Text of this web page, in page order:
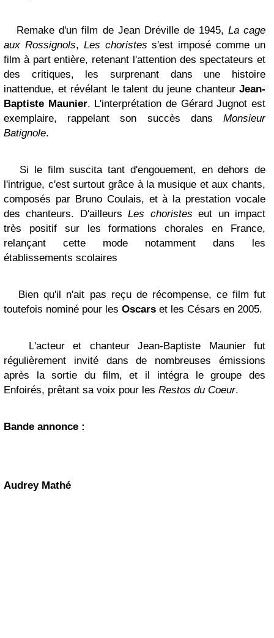
Remake d'un film de Jean Dréville de 1945, La cage
aux Rossignols, Les choristes s'est imposé comme un
film à part entière, retenant l'attention des spectateurs et
des critiques, les surprenant dans une histoire
inattendue, et révélant le talent du jeune chanteur Jean-
Baptiste Maunier. L'interprétation de Gérard Jugnot est
exemplaire, rappelant son succès dans Monsieur
Batignole.
Si le film suscita tant d'engouement, en dehors de
l'intrigue, c'est surtout grâce à la musique et aux chants,
composés par Bruno Coulais, et à la prestation vocale
des chanteurs. D'ailleursLes choristes eut un impact
très positif sur les formations chorales en France,
relançant cette mode notamment dans les
établissements scolaires
Bien qu'il n'ait pas reçu de récompense, ce film fut
toutefois nominé pour les Oscars et les Césars en 2005.
L'acteur et chanteur Jean-Baptiste Maunier fut
régulièrement invité dans de nombreuses émissions
après la sortie du film, et il intégra le groupe des
Enfoirés, prêtant sa voix pour les Restos du Coeur.
Bande annonce :
Audrey Mathé